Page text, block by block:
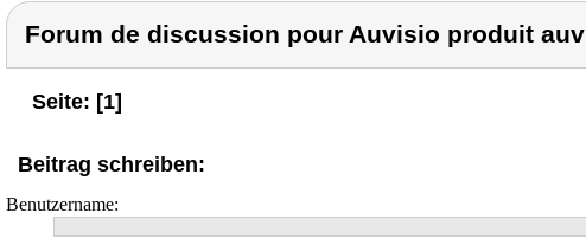
Forum de discussion pour Auvisio produit
Seite: [1]
Beitrag schreiben:
Benutzername: